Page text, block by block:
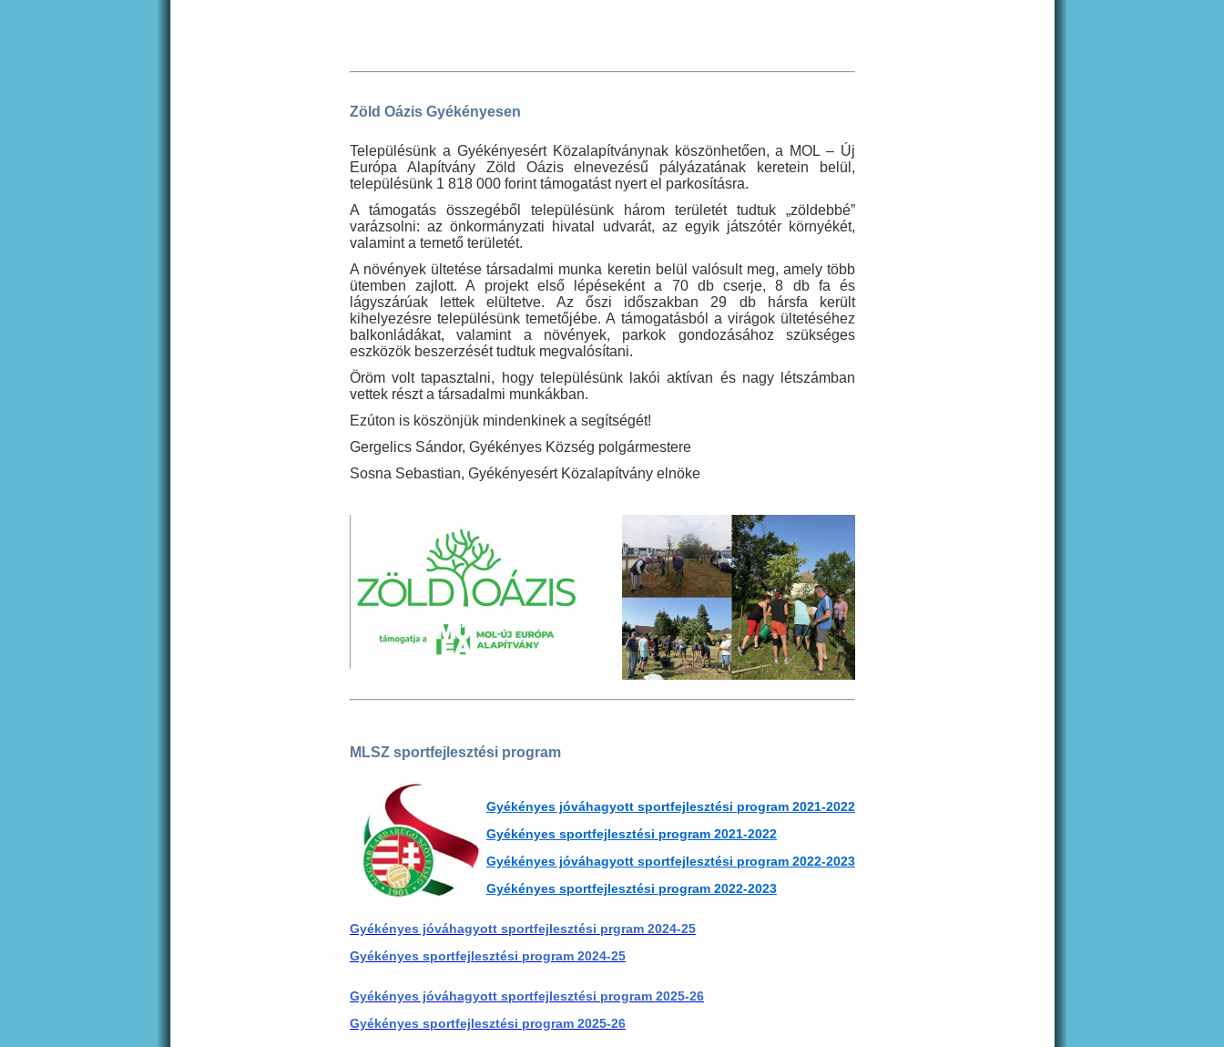
Zöld Oázis Gyékényesen
Településünk a Gyékényesért Közalapítványnak köszönhetően, a MOL – Új
Európa Alapítvány Zöld Oázis elnevezésű pályázatának keretein belül,
településünk 1 818 000 forint támogatást nyert el parkosításra.
A támogatás összegéből településünk három területét tudtuk „zöldebbé”
varázsolni: az önkormányzati hivatal udvarát, az egyik játszótér környékét,
valamint a temető területét.
A növények ültetése társadalmi munka keretin belül valósult meg, amely több
ütemben zajlott. A projekt első lépéseként a 70 db cserje, 8 db fa és
lágyszárúak lettek elültetve. Az őszi időszakban 29 db hársfa került
kihelyezésre településünk temetőjébe. A támogatásból a virágok ültetéséhez
balkonládákat, valamint a növények, parkok gondozásához szükséges
eszközök beszerzését tudtuk megvalósítani.
Öröm volt tapasztalni, hogy településünk lakói aktívan és nagy létszámban
vettek részt a társadalmi munkákban.
Ezúton is köszönjük mindenkinek a segítségét!
Gergelics Sándor, Gyékényes Község polgármestere
Sosna Sebastian, Gyékényesért Közalapítvány elnöke
MLSZ sportfejlesztési program
Gyékényes jóváhagyott sportfejlesztési program 2021-2022
Gyékényes sportfejlesztési program 2021-2022
Gyékényes jóváhagyott sportfejlesztési program 2022-2023
Gyékényes sportfejlesztési program 2022-2023
Gyékényes jóváhagyott sportfejlesztési prgram 2024-25
Gyékényes sportfejlesztési program 2024-25
Gyékényes jóváhagyott sportfejlesztési program 2025-26
Gyékényes sportfejlesztési program 2025-26